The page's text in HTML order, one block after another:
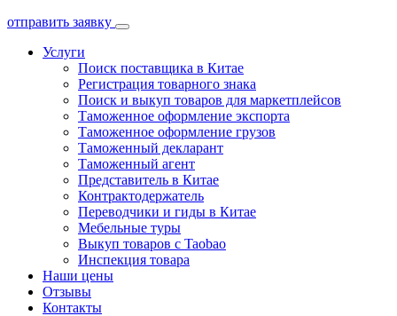
отправить заявку
Услуги
Поиск поставщика в Китае
Регистрация товарного знака
Поиск и выкуп товаров для маркетплейсов
Таможенное оформление экспорта
Таможенное оформление грузов
Таможенный декларант
Таможенный агент
Представитель в Китае
Контрактодержатель
Переводчики и гиды в Китае
Мебельные туры
Выкуп товаров с Taobao
Инспекция товара
Наши цены
Отзывы
Контакты